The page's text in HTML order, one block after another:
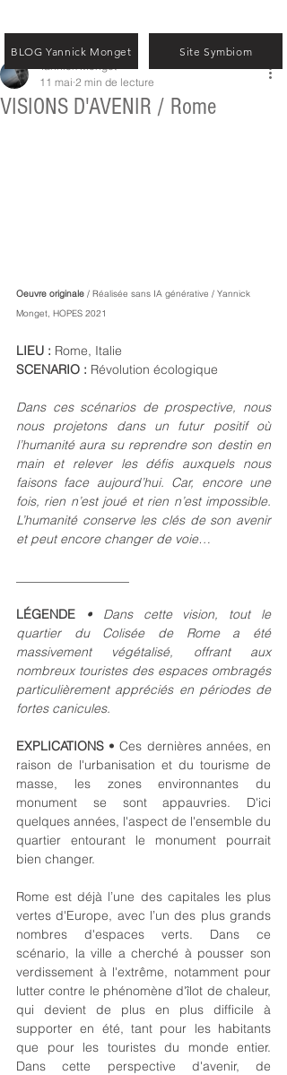
VISIONS D'AVENIR / Rome
Yannick Monget
11 mai 2 min de lecture
Oeuvre originale / Réalisée sans IA générative / Yannick
Monget, HOPES 2021
LIEU : Rome, Italie
SCENARIO : Révolution écologique
Dans ces scénarios de prospective, nous
nous projetons dans un futur positif où
l’humanité aura su reprendre son destin en
main et relever les défis auxquels nous
faisons face aujourd’hui. Car, encore une
fois, rien n’est joué et rien n’est impossible.
L’humanité conserve les clés de son avenir
et peut encore changer de voie…
LÉGENDE •
Dans cette vision, tout le
quartier du Colisée de Rome a été
massivement végétalisé, offrant aux
nombreux touristes des espaces ombragés
particulièrement appréciés en périodes de
fortes canicules.
EXPLICATIONS • Ces dernières années, en
raison de l'urbanisation et du tourisme de
masse, les zones environnantes du
monument se sont appauvries. D'ici
quelques années, l'aspect de l'ensemble du
quartier entourant le monument pourrait
bien changer.
Rome est déjà l’une des capitales les plus
vertes d'Europe, avec l’un des plus grands
nombres d'espaces verts. Dans ce
scénario, la ville a cherché à pousser son
verdissement à l'extrême, notamment pour
lutter contre le phénomène d'îlot de chaleur,
qui devient de plus en plus difficile à
supporter en été, tant pour les habitants
que pour les touristes du monde entier.
Dans cette perspective d'avenir, de
BLOG Yannick Monget Site Symbiom